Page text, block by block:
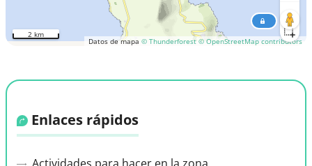
Datos de mapa © Thunderforest © OpenStreetMap contributors
2 km
Enlaces rápidos